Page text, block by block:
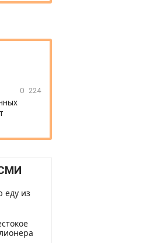
0 224
еду из